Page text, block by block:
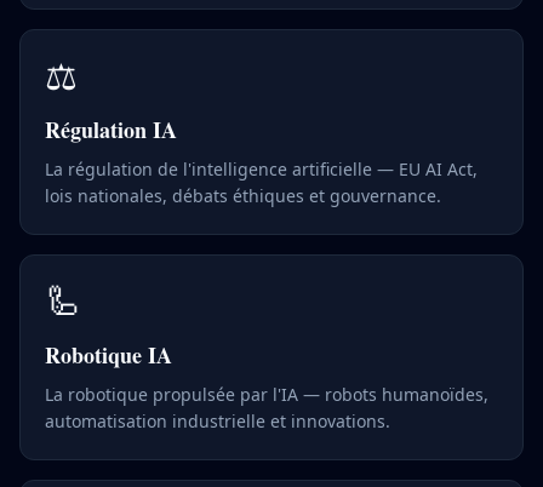
⚖️
Régulation IA
La régulation de l'intelligence artificielle — EU AI Act,
lois nationales, débats éthiques et gouvernance.
🦾
Robotique IA
La robotique propulsée par l'IA — robots humanoïdes,
automatisation industrielle et innovations.